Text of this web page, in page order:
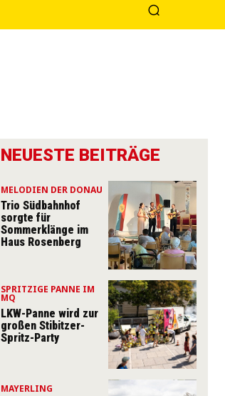
NEUESTE BEITRÄGE
MELODIEN DER DONAU
Trio Südbahnhof
sorgte für
Sommerklänge im
Haus Rosenberg
SPRITZIGE PANNE IM
MQ
LKW-Panne wird zur
großen Stibitzer-
Spritz-Party
MAYERLING